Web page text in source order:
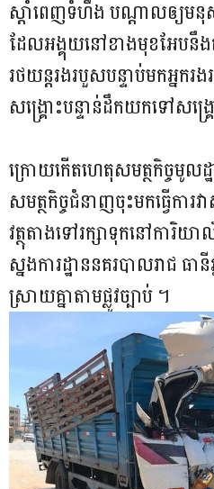
ស្តាំពេញទំហឹង បណ្ដាលឲ្យម
ដែលអង្គុយនៅខាងមុខអែបនឹង
រថយន្តរងរបួសបន្ទាប់​មកអ្នករង
សង្គ្រោះបន្ទាន់ដឹកយកទៅសង្គ្រ
ក្រោយកើតហេតុសមត្ថកិច្ចមូលដ្
សមត្ថកិច្ចជំនាញចុះមកធ្វើកា
វត្ថុតាងទៅរក្សាទុកនៅការិយ
ស្នងការដ្ឋាននគរបាលរាជ ធានី
ស្រាយគ្នាតាមផ្លូវច្បាប់ ។